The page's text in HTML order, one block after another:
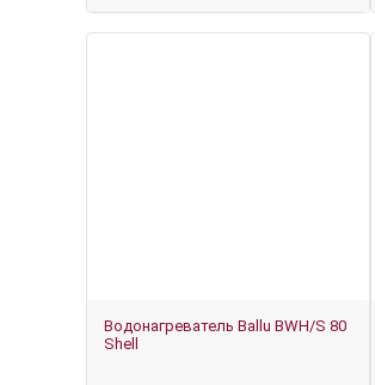
Водонагреватель Ballu BWH/S 80
Shell